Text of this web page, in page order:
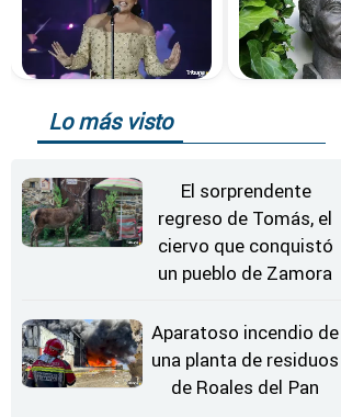
Lo más visto
El sorprendente
regreso de Tomás, el
ciervo que conquistó
un pueblo de Zamora
Aparatoso incendio de
una planta de residuos
de Roales del Pan